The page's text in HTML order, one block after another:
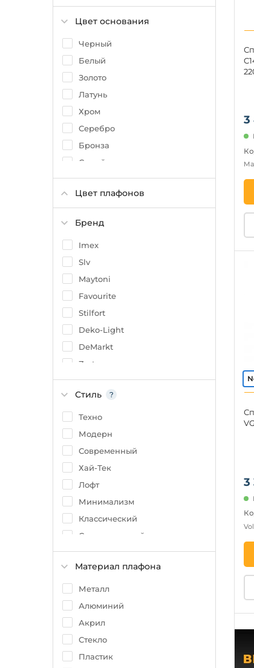
Цвет основания
Черный
Белый
Золото
Латунь
Хром
Серебро
Бронза
Серый
Древесный
Алюминий
Бежевый
Медь
Коричневый
Цвет плафонов
Бренд
Imex
Slv
Maytoni
Favourite
Stilfort
Deko-Light
DeMarkt
Zortes
Freya
De City
F-Promo
Voltega
Стиль
Техно
Модерн
Современный
Хай-Тек
Лофт
Минимализм
Классический
Скандинавский
Кантри
Материал плафона
Металл
Алюминий
Акрил
Стекло
Пластик
3
3